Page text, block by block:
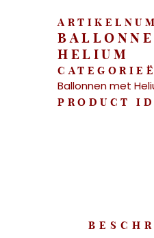
HELIUM
Ballonnen met
PRODUCT